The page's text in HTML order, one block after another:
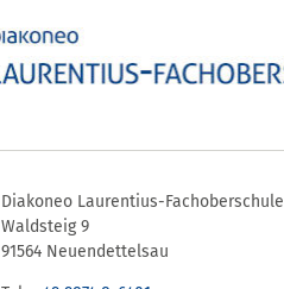
Diakoneo Laurentius-Fachoberschule
Waldsteig 9
91564 Neuendettelsau